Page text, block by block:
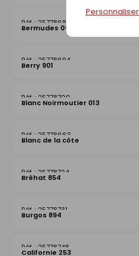
25778687
Bermudes 097
25778694
Berry 901
25778700
Blanc Noirmoutier 013
25778663
Blanc de la côte
25778724
Bréhat 854
25778731
Burgos 894
25778748
Californie 253